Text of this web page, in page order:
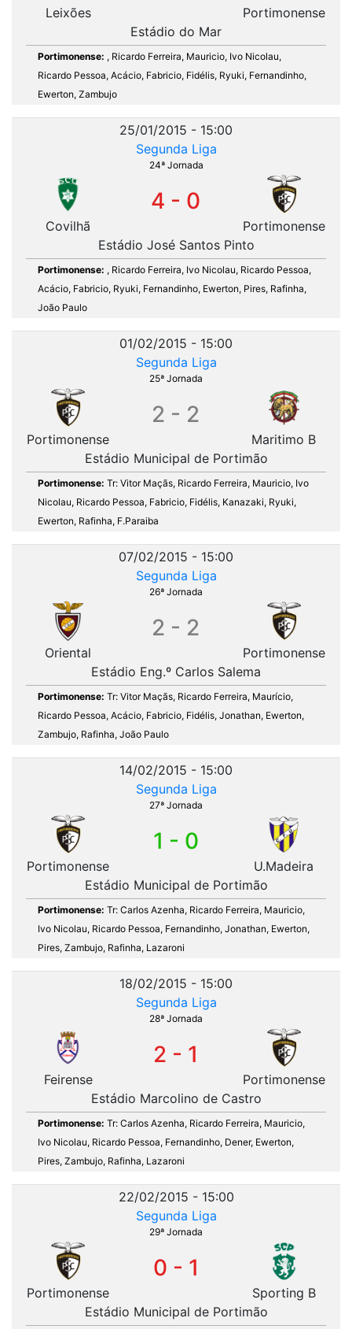
Leixões
Portimonense
Estádio do Mar
Portimonense: , Ricardo Ferreira, Mauricio, Ivo Nicolau,
Ricardo Pessoa, Acácio, Fabricio, Fidélis, Ryuki, Fernandinho,
Ewerton, Zambujo
25/01/2015 - 15:00
Segunda Liga
24ª Jornada
Covilhã
4 - 0
Portimonense
Estádio José Santos Pinto
Portimonense: , Ricardo Ferreira, Ivo Nicolau, Ricardo Pessoa,
Acácio, Fabricio, Ryuki, Fernandinho, Ewerton, Pires, Rafinha,
João Paulo
01/02/2015 - 15:00
Segunda Liga
25ª Jornada
Portimonense
2 - 2
Maritimo B
Estádio Municipal de Portimão
Portimonense: Tr: Vitor Maçãs, Ricardo Ferreira, Mauricio, Ivo
Nicolau, Ricardo Pessoa, Fabricio, Fidélis, Kanazaki, Ryuki,
Ewerton, Rafinha, F.Paraiba
07/02/2015 - 15:00
Segunda Liga
26ª Jornada
Oriental
2 - 2
Portimonense
Estádio Eng.º Carlos Salema
Portimonense: Tr: Vitor Maçãs, Ricardo Ferreira, Maurício,
Ricardo Pessoa, Acácio, Fabricio, Fidélis, Jonathan, Ewerton,
Zambujo, Rafinha, João Paulo
14/02/2015 - 15:00
Segunda Liga
27ª Jornada
Portimonense
1 - 0
U.Madeira
Estádio Municipal de Portimão
Portimonense: Tr: Carlos Azenha, Ricardo Ferreira, Mauricio,
Ivo Nicolau, Ricardo Pessoa, Fernandinho, Jonathan, Ewerton,
Pires, Zambujo, Rafinha, Lazaroni
18/02/2015 - 15:00
Segunda Liga
28ª Jornada
Feirense
2 - 1
Portimonense
Estádio Marcolino de Castro
Portimonense: Tr: Carlos Azenha, Ricardo Ferreira, Mauricio,
Ivo Nicolau, Ricardo Pessoa, Fernandinho, Dener, Ewerton,
Pires, Zambujo, Rafinha, Lazaroni
22/02/2015 - 15:00
Segunda Liga
29ª Jornada
Portimonense
0 - 1
Sporting B
Estádio Municipal de Portimão